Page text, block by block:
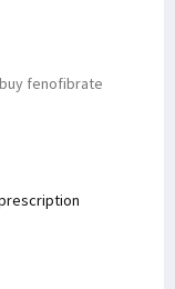
buy fenofibrate